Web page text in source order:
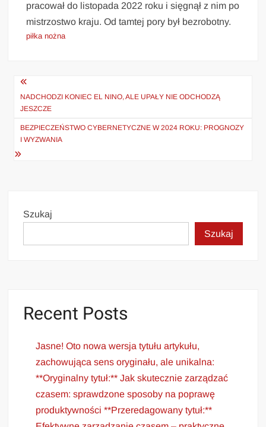
pracował do listopada 2022 roku i sięgnął z nim po
mistrzostwo kraju. Od tamtej pory był bezrobotny.
piłka nożna
Nawigacja
wpisu
NADCHODZI KONIEC EL NINO, ALE UPAŁY NIE ODCHODZĄ
JESZCZE
BEZPIECZEŃSTWO CYBERNETYCZNE W 2024 ROKU: PROGNOZY
I WYZWANIA
Szukaj
Szukaj
Recent Posts
Jasne! Oto nowa wersja tytułu artykułu,
zachowująca sens oryginału, ale unikalna:
**Oryginalny tytuł:** Jak skutecznie zarządzać
czasem: sprawdzone sposoby na poprawę
produktywności **Przeredagowany tytuł:**